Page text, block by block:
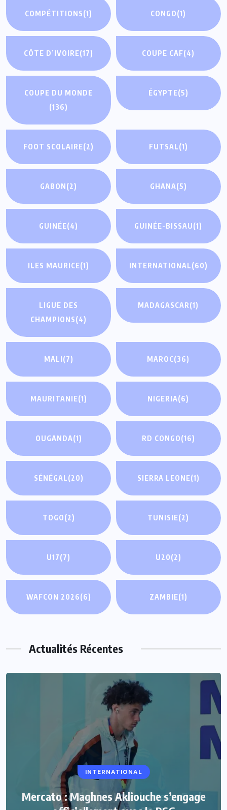
COMPÉTITIONS(1) CONGO(1)
CÔTE D’IVOIRE(17) COUPE CAF(4)
COUPE DU MONDE
(136)
ÉGYPTE(5)
FOOT SCOLAIRE(2) FUTSAL(1)
GABON(2) GHANA(5)
GUINÉE(4) GUINÉE-BISSAU(1)
ILES MAURICE(1) INTERNATIONAL(60)
LIGUE DES
CHAMPIONS(4)
MADAGASCAR(1)
MALI(7) MAROC(36)
MAURITANIE(1) NIGERIA(6)
OUGANDA(1) RD CONGO(16)
SÉNÉGAL(20) SIERRA LEONE(1)
TOGO(2) TUNISIE(2)
U17(7) U20(2)
WAFCON 2026(6) ZAMBIE(1)
Actualités Récentes
INTERNATIONAL
Mercato : Maghnes Akliouche s’engage